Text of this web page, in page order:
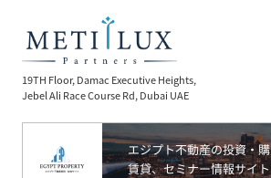
19TH Floor, Damac Executive Heights,
Jebel Ali Race Course Rd, Dubai UAE